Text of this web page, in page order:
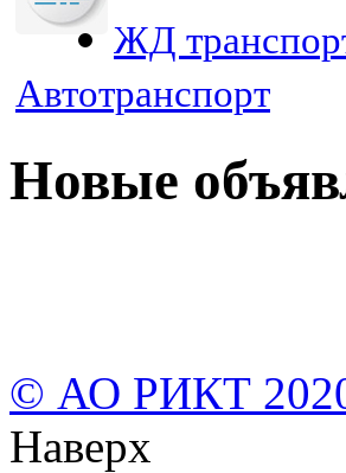
ЖД
Автотранспорт
Новые
© АО РИКТ
Наверх